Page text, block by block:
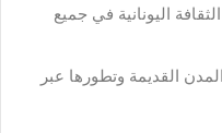
اليونانية في جميع
القديمة وتطورها عبر